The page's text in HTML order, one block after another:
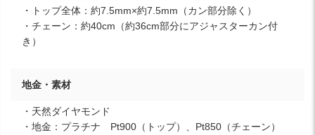
・トップ全体：約7.5mm×約7.5mm（カン部分除く）
・チェーン：約40cm（約36cm部分にアジャスターカン付
き）
地金・素材
・天然ダイヤモンド
・地金：プラチナ Pt900（トップ）、Pt850（チェーン）